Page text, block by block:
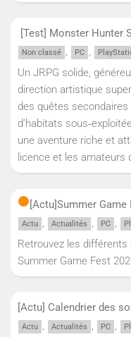
[Test] Monster Hunter
Non classé , PC ,
Un JRPG solide,
direction artistique
des quêtes
d’habitats
une aventure riche et
licence et les amateurs
[Actu]Summer Game
Actu , Actualités , PC ,
Retrouvez les
Summer Game Fest
[Actu] Calendrier des
Actu , Actualités , PC ,